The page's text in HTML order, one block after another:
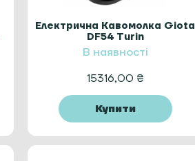
Електрична Кавомолка Giota
DF54 Turin
В наявності
15316,00 ₴
Купити